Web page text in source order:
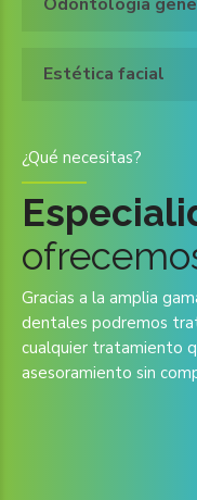
Estética facial
¿Qué necesitas?
Gracias a la amplia
dentales podremos
cualquier tratamiento
asesoramiento sin